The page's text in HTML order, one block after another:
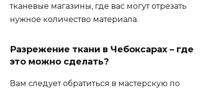
тканевые магазины, где вас могут отрезать
нужное количество материала.
Разрежение ткани в Чебоксарах – где
это можно сделать?
Вам следует обратиться в мастерскую по